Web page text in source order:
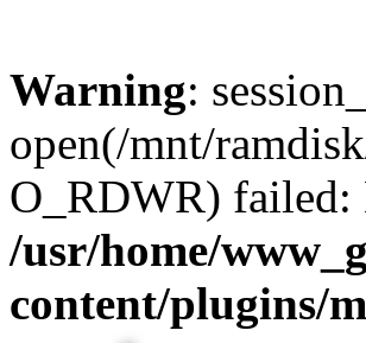
Warning:
open(/mnt/
O_RDWR) failed:
/usr/home/
content/plugins/